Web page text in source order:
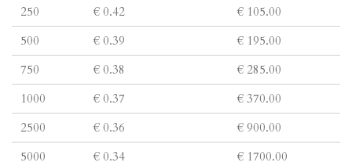
250
€ 0.42
€ 105.00
500
€ 0.39
€ 195.00
750
€ 0.38
€ 285.00
1000
€ 0.37
€ 370.00
2500
€ 0.36
€ 900.00
5000
€ 0.34
€ 1700.00